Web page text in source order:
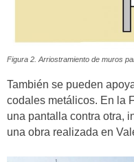
Figura 2. Arriostramiento de muros
También se pueden
codales metálicos. En la
una pantalla contra otra,
una obra realizada en